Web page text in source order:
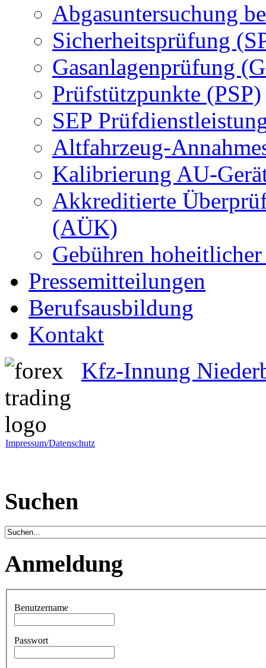
Abgasuntersuchung
Sicherheitsprüfung
Gasanlagenprüfung
Prüfstützpunkte (PSP)
SEP
Altfahrzeug-
Kalibrierung AU-
Akkreditierte
(AÜK)
Gebühren
Pressemitteilungen
Berufsausbildung
Kontakt
Kfz-Innung
Impressum/Datenschutz
Suchen
Anmeldung
Benutzername
Passwort